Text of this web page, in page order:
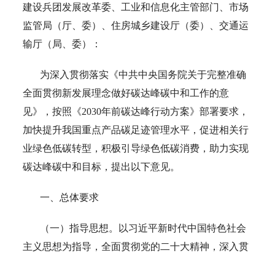
建设兵团发展改革委、工业和信息化主管部门、市场
监管局（厅、委）、住房城乡建设厅（委）、交通运
输厅（局、委）：
为深入贯彻落实《中共中央国务院关于完整准确
全面贯彻新发展理念做好碳达峰碳中和工作的意
见》，按照《2030年前碳达峰行动方案》部署要求，
加快提升我国重点产品碳足迹管理水平，促进相关行
业绿色低碳转型，积极引导绿色低碳消费，助力实现
碳达峰碳中和目标，提出以下意见。
一、总体要求
（一）指导思想。以习近平新时代中国特色社会
主义思想为指导，全面贯彻党的二十大精神，深入贯